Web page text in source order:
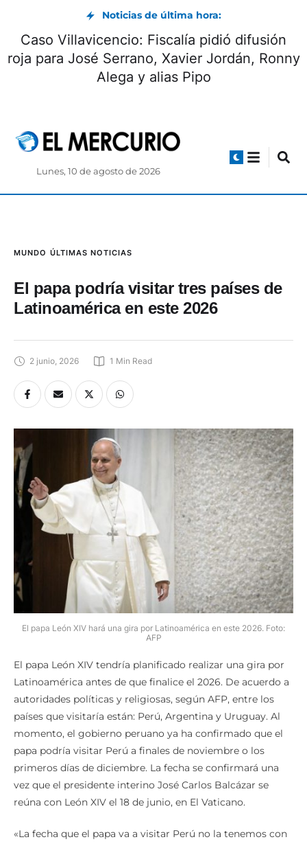
Noticias de última hora:
Caso Villavicencio: Fiscalía pidió difusión
roja para José Serrano, Xavier Jordán, Ronny
Alega y alias Pipo
Lunes, 10 de agosto de 2026
MUNDO ÚLTIMAS NOTICIAS
El papa podría visitar tres países de
Latinoamérica en este 2026
2 junio, 2026 1 Min Read
El papa León XIV hará una gira por Latinoamérica en este 2026. Foto:
AFP
El papa León XIV tendría planificado realizar una gira por
Latinoamérica antes de que finalice el 2026. De acuerdo a
autoridades políticas y religiosas, según AFP, entre los
países que visitaría están: Perú, Argentina y Uruguay. Al
momento, el gobierno peruano ya ha confirmado que el
papa podría visitar Perú a finales de noviembre o los
primeros días de diciembre. La fecha se confirmará una
vez que el presidente interino José Carlos Balcázar se
reúna con León XIV el 18 de junio, en El Vaticano.
«La fecha que el papa va a visitar Perú no la tenemos con